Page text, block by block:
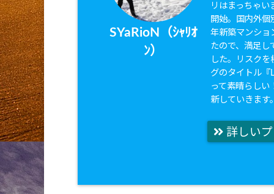
SYaRioN（ｼｬﾘｵ
ﾝ）
リはまっちゃ
開始。国内外
年新築マンショ
たので、満足し
した。リスク
グのタイトル『
って素晴らしい
新していきます
詳しいプ